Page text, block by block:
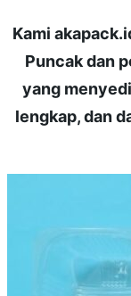
Kami
Puncak dan
yang
lengkap, dan